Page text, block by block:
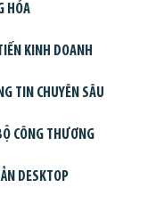
HÓA
KINH DOANH
TIN CHUYÊN SÂU
CÔNG THƯƠNG
DESKTOP